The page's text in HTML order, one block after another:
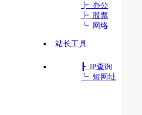
┣ 办公
┣ 股票
┗ 网络
站长工具
┣ IP查询
┗ 短网址